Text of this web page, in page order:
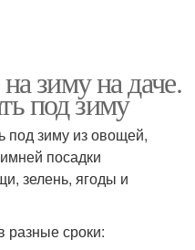
зиму на даче.
под зиму
под зиму из овощей,
посадки
зелень, ягоды и
разные сроки: